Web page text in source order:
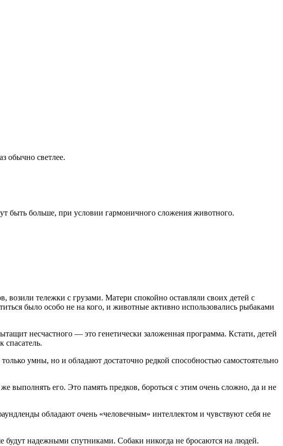
обычно светлее.
быть больше, при условии гармоничного сложения животного.
тележки с грузами. Матери спокойно оставляли своих детей с
было особо не на кого, и животные активно использовались рыбаками
несчастного — это генетически заложенная программа. Кстати, детей
спасатель.
умны, но и обладают достаточно редкой способностью самостоятельно
выполнять его. Это память предков, бороться с этим очень сложно, да и не
обладают очень «человечным» интеллектом и чувствуют себя не
надежными спутниками. Собаки никогда не бросаются на людей.